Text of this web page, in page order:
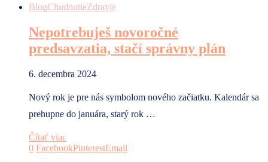
BlogChudnutieZdravie
Nepotrebuješ novoročné
predsavzatia, stačí správny plán
6. decembra 2024
Nový rok je pre nás symbolom nového začiatku. Kalendár sa
prehupne do januára, starý rok …
Čítať viac
0 FacebookPinterestEmail